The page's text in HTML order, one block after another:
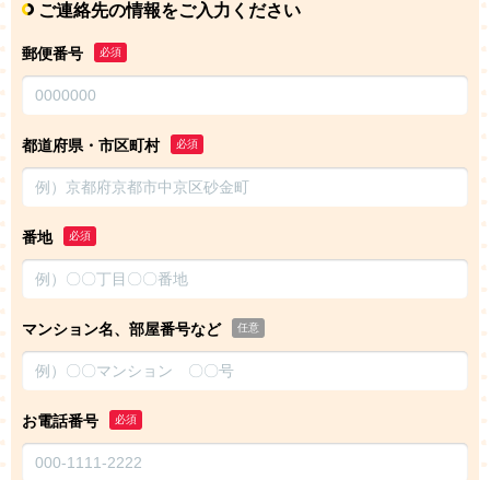
ご連絡先の情報をご入力ください
郵便番号 必須
都道府県・市区町村 必須
番地 必須
マンション名、部屋番号など 任意
お電話番号 必須